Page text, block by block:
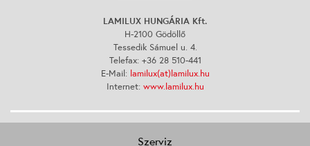
LAMILUX HUNGÁRIA Kft.
H-2100 Gödöllő
Tessedik Sámuel u. 4.
Telefax: +36 28 510-441
E-Mail: lamilux(at)lamilux.hu
Internet: www.lamilux.hu
Szerviz